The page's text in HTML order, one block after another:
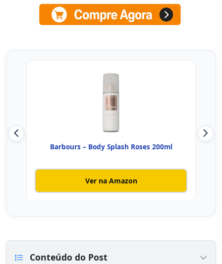
Barbours – Body Splash Roses 200ml
Ver na Amazon
Conteúdo do Post